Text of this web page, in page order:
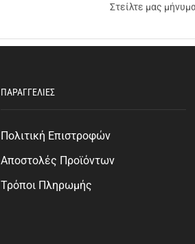
Στείλτε μας
ΠΑΡΑΓΓΕΛΙΕΣ
Πολιτική Επιστροφών
Αποστολές Προϊόντων
Τρόποι Πληρωμής